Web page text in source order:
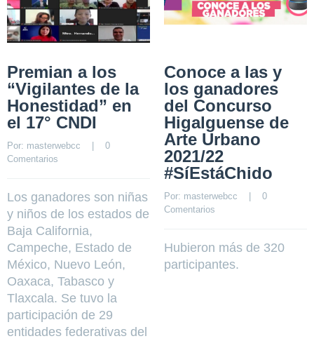
Premian a los
“Vigilantes de la
Honestidad” en
el 17° CNDI
Por: masterwebcc
0
Comentarios
Los ganadores son niñas
y niños de los estados de
Baja California,
Campeche, Estado de
México, Nuevo León,
Oaxaca, Tabasco y
Tlaxcala. Se tuvo la
participación de 29
entidades federativas del
Conoce a las y
los ganadores
del Concurso
Higalguense de
Arte Urbano
2021/22
#SíEstáChido
Por: masterwebcc
0
Comentarios
Hubieron más de 320
participantes.